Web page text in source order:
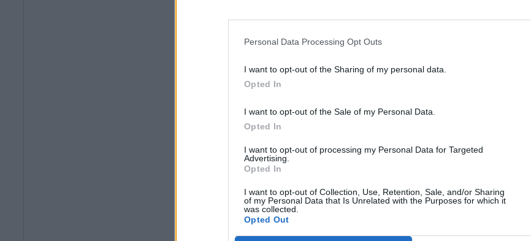
Personal Data Processing Opt Outs
I want to opt-out of the Sharing of my personal data.
Opted In
I want to opt-out of the Sale of my Personal Data.
Opted In
I want to opt-out of processing my Personal Data for Targeted
Advertising.
Opted In
I want to opt-out of Collection, Use, Retention, Sale, and/or Sharing
of my Personal Data that Is Unrelated with the Purposes for which it
was collected.
Opted Out